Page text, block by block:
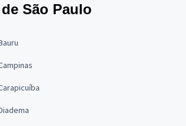
São Paulo